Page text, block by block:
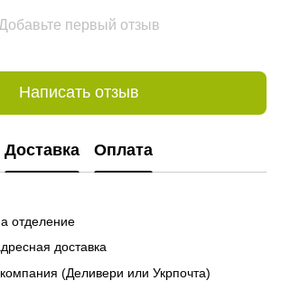
Добавьте первый отзыв
Написать отзыв
Доставка Оплата
отделение
доставка
(Деливери или Укрпочта)